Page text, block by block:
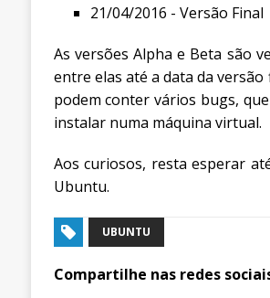
21/04/2016 - Versão Final
As versões Alpha e Beta são
entre elas até a data da
podem conter vários bugs,
instalar numa máquina virtual.
Aos curiosos, resta esperar
Ubuntu.
UBUNTU
Compartilhe nas redes